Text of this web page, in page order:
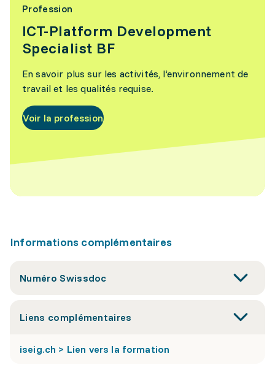
Profession
ICT-Platform Development
Specialist BF
En savoir plus sur les activités, l’environnement de
travail et les qualités requise.
Voir la profession
Informations complémentaires
Numéro Swissdoc
Liens complémentaires
iseig.ch > Lien vers la formation